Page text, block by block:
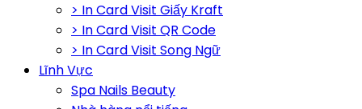
> In Card Visit Giấy Kraft
> In Card Visit QR Code
> In Card Visit Song Ngữ
Lĩnh Vực
Spa Nails Beauty